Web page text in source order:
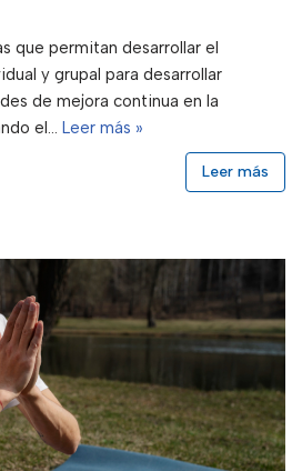
que permitan desarrollar el
y grupal para desarrollar
de mejora continua en la
el… Leer más »
Leer más